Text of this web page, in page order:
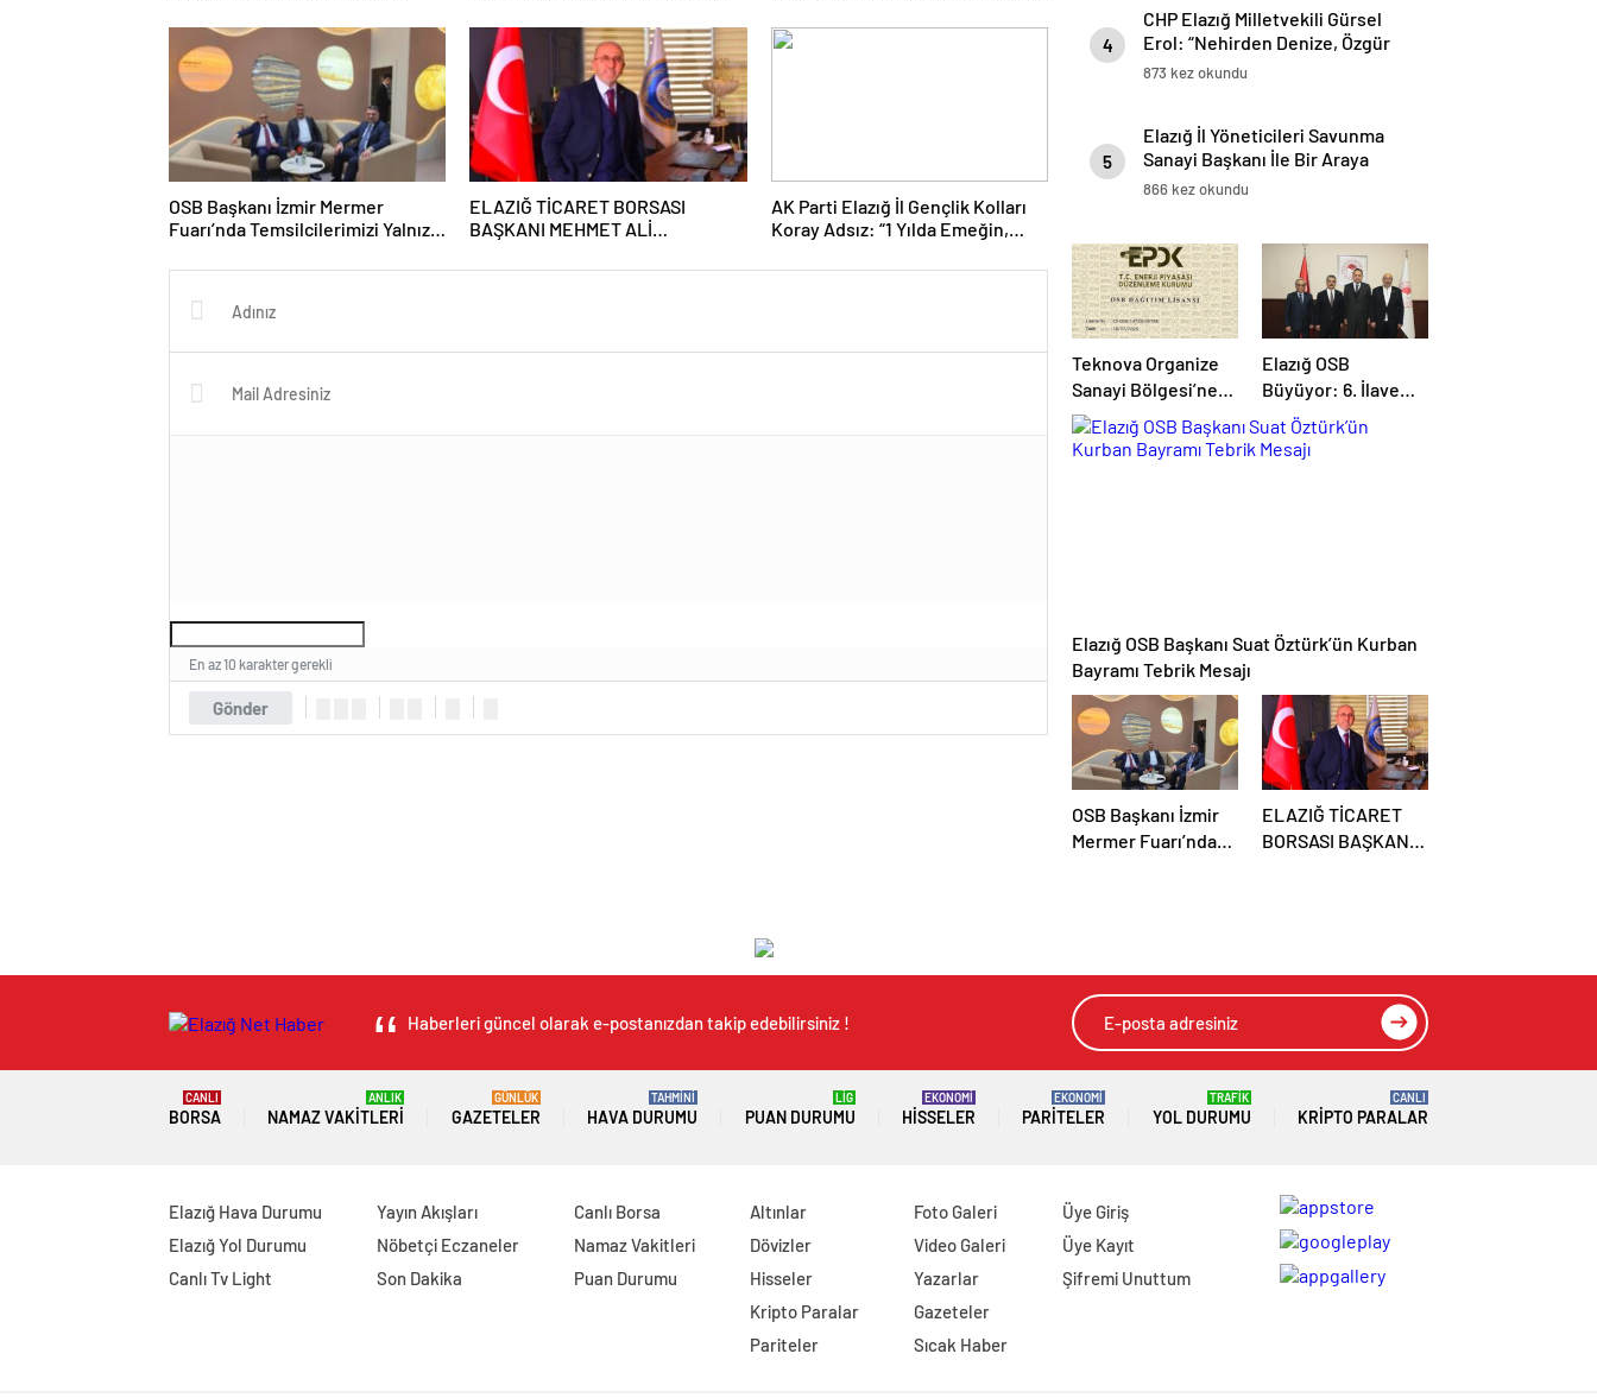
OSB Başkanı İzmir Mermer
Fuarı’nda Temsilcilerimizi Yalnız
ELAZIĞ TİCARET BORSASI
BAŞKANI MEHMET ALİ
KADINLAR GÜNÜ MESAJI
AK Parti Elazığ İl Gençlik Kolları
Koray Adsız: “1 Yılda Emeğin,
Sahada Bıraktık”
Gönder
En az 10 karakter gerekli
4
CHP Elazığ Milletvekili Gürsel
Erol: “Nehirden Denize, Özgür
Filistin”
873 kez okundu
5
Elazığ İl Yöneticileri Savunma
Sanayi Başkanı İle Bir Araya
Geldi
866 kez okundu
Teknova Organize
Sanayi Bölgesi’ne
Elektrik Dağıtım
Lisansı Verildi
Elazığ OSB
Büyüyor: 6. İlave
Alan İçin
Bakanlıktan
Stratejik Onay!
Elazığ OSB Başkanı Suat Öztürk’ün Kurban
Bayramı Tebrik Mesajı
OSB Başkanı İzmir
Mermer Fuarı’nda
ELAZIĞ TİCARET
BORSASI BAŞKANI
MESAJI
Haberleri güncel olarak e-postanızdan takip edebilirsiniz !
BORSA
CANLI
NAMAZ VAKITLERI
ANLIK
GAZETELER
GÜNLÜK
HAVA DURUMU
TAHMİNİ
PUAN DURUMU
LİG
HISSELER
EKONOMİ
PARITELER
EKONOMİ
YOL DURUMU
TRAFİK
KRIPTO PARALAR
CANLI
Elazığ Hava Durumu
Elazığ Yol Durumu
Canlı Tv Light
Yayın Akışları
Nöbetçi Eczaneler
Son Dakika
Canlı Borsa
Namaz Vakitleri
Puan Durumu
Altınlar
Dövizler
Hisseler
Kripto Paralar
Pariteler
Foto Galeri
Video Galeri
Yazarlar
Gazeteler
Sıcak Haber
Üye Giriş
Üye Kayıt
Şifremi Unuttum